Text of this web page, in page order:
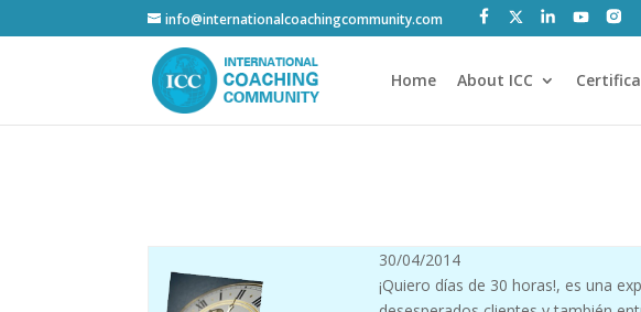
info@internationalcoachingcommunity.com
Home About ICC
30/04/2014
¡Quiero días de 30 horas!, es una